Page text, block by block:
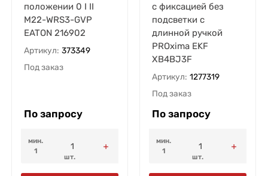
положении 0 I II
M22-WRS3-GVP
EATON 216902
Артикул: 373349
Под заказ
По запросу
мин.
1
шт.
с фиксацией без
подсветки с
длинной ручкой
PROxima EKF
XB4BJ3F
Артикул: 1277319
Под заказ
По запросу
мин.
1
шт.